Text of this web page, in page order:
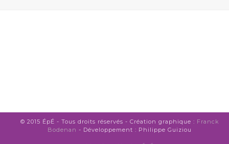
© 2015 ÉpÉ - Tous droits réservés - Création graphique : Franck
Bodenan - Développement : Philippe Guiziou